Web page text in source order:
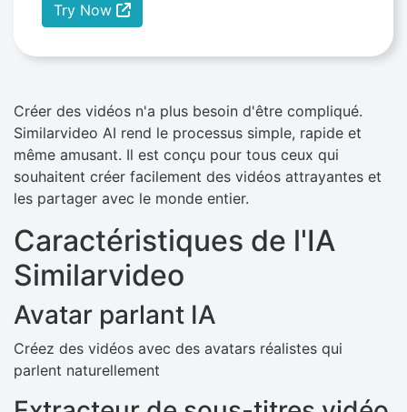
Try Now
Créer des vidéos n'a plus besoin d'être compliqué.
Similarvideo AI rend le processus simple, rapide et
même amusant. Il est conçu pour tous ceux qui
souhaitent créer facilement des vidéos attrayantes et
les partager avec le monde entier.
Caractéristiques de l'IA
Similarvideo
Avatar parlant IA
Créez des vidéos avec des avatars réalistes qui
parlent naturellement